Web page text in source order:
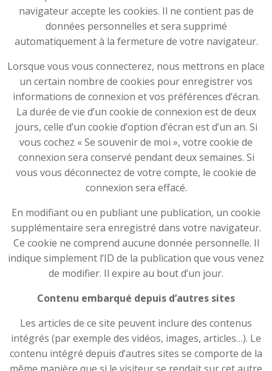
navigateur accepte les cookies. Il ne contient pas de
données personnelles et sera supprimé
automatiquement à la fermeture de votre navigateur.
Lorsque vous vous connecterez, nous mettrons en place
un certain nombre de cookies pour enregistrer vos
informations de connexion et vos préférences d’écran.
La durée de vie d’un cookie de connexion est de deux
jours, celle d’un cookie d’option d’écran est d’un an. Si
vous cochez « Se souvenir de moi », votre cookie de
connexion sera conservé pendant deux semaines. Si
vous vous déconnectez de votre compte, le cookie de
connexion sera effacé.
En modifiant ou en publiant une publication, un cookie
supplémentaire sera enregistré dans votre navigateur.
Ce cookie ne comprend aucune donnée personnelle. Il
indique simplement l’ID de la publication que vous venez
de modifier. Il expire au bout d’un jour.
Contenu embarqué depuis d’autres sites
Les articles de ce site peuvent inclure des contenus
intégrés (par exemple des vidéos, images, articles…). Le
contenu intégré depuis d’autres sites se comporte de la